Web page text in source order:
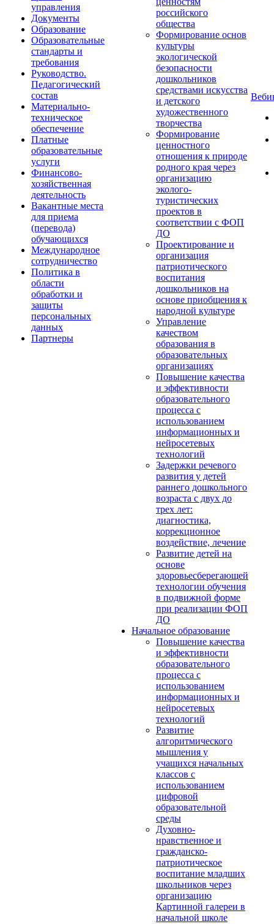
управления
Документы
Образование
Образовательные
стандарты и
требования
Руководство.
Педагогический
состав
Материально-
техническое
обеспечение
Платные
образовательные
услуги
Финансово-
хозяйственная
деятельность
Вакантные места
для приема
(перевода)
обучающихся
Международное
сотрудничество
Политика в
области
обработки и
защиты
персональных
данных
Партнеры
российского
общества
Формирование основ
культуры
экологической
безопасности
дошкольников
средствами искусства
и детского
художественного
творчества
Формирование
ценностного
отношения к природе
родного края через
организацию
эколого-
туристических
проектов в
соответствии с ФОП
ДО
Проектирование и
организация
патриотического
воспитания
дошкольников на
основе приобщения к
народной культуре
Управление
качеством
образования в
образовательных
организациях
Повышение качества
и эффективности
образовательного
процесса с
использованием
информационных и
нейросетевых
технологий
Задержки речевого
развития у детей
раннего дошкольного
возраста с двух до
трех лет:
диагностика,
коррекционное
воздействие, лечение
Развитие детей на
основе
здоровьесберегающей
технологии обучения
в подвижной форме
при реализации ФОП
ДО
Начальное образование
Повышение качества
и эффективности
образовательного
процесса с
использованием
информационных и
нейросетевых
технологий
Развитие
алгоритмического
мышления у
учащихся начальных
классов с
использованием
цифровой
образовательной
среды
Духовно-
нравственное и
гражданско-
патриотическое
воспитание младших
школьников через
организацию
Картинной галереи в
начальной школе